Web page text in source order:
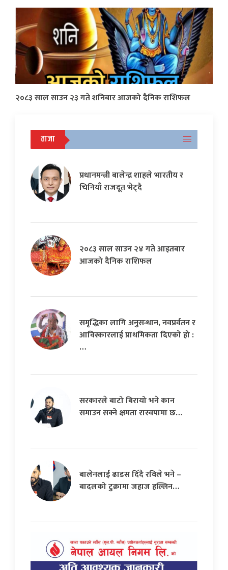
२०८३ साल साउन २३ गते शनिबार आजको दैनिक राशिफल
ताजा
प्रधानमन्त्री बालेन्द्र शाहले भारतीय र
चिनियाँ राजदूत भेट्दै
२०८३ साल साउन २४ गते आइतबार
आजको दैनिक राशिफल
समृद्धिका लागि अनुसन्धान, नवप्रर्वतन र
आविस्कारलाई प्राथमिकता दिएको हो :
…
सरकारले बाटो बिरायो भने कान
समाउन सक्ने क्षमता रास्वपामा छ…
बालेनलाई ढाडस दिँदै रविले भने –
बादलको टुक्रामा जहाज हल्लिन…